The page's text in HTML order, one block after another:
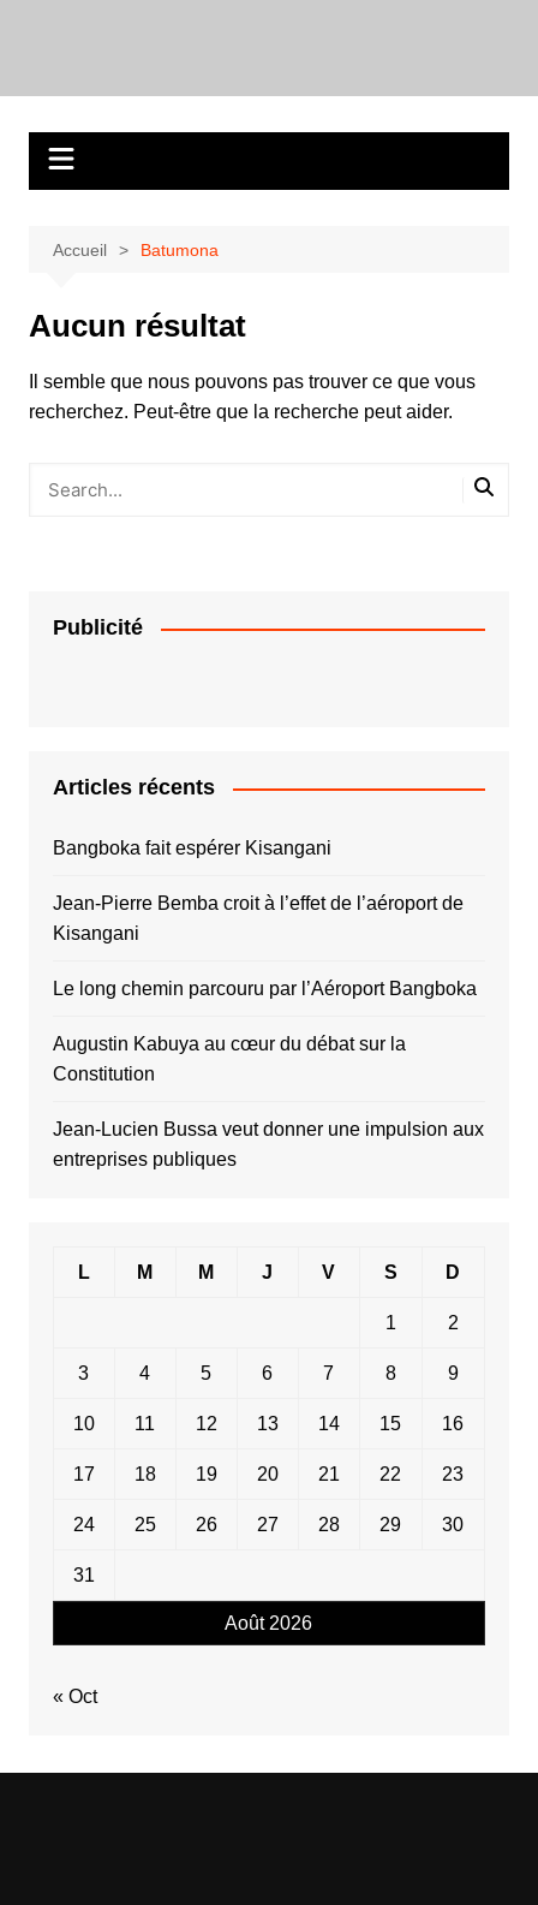
Accueil Batumona
Aucun résultat
Il semble que nous pouvons pas trouver ce que vous
recherchez. Peut-être que la recherche peut aider.
Publicité
Articles récents
Bangboka fait espérer Kisangani
Jean-Pierre Bemba croit à l’effet de l’aéroport de
Kisangani
Le long chemin parcouru par l’Aéroport Bangboka
Augustin Kabuya au cœur du débat sur la
Constitution
Jean-Lucien Bussa veut donner une impulsion aux
entreprises publiques
Août 2026
L M M J V S D
1 2
3 4 5 6 7 8 9
10 11 12 13 14 15 16
17 18 19 20 21 22 23
24 25 26 27 28 29 30
31
« Oct